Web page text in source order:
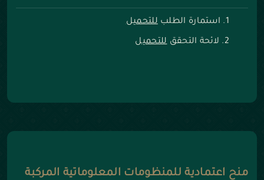
استمارة الطلبللتحميل
لائحة التحققللتحميل
منح اعتمادية للمنظومات المعلوماتية المركبة